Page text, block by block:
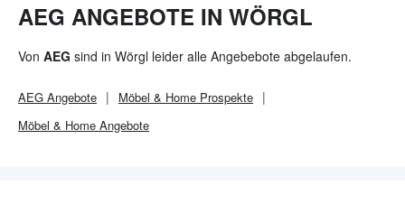
AEG ANGEBOTE IN WÖRGL
Von AEG sind in Wörgl leider alle Angebebote abgelaufen.
AEG Angebote Möbel & Home Prospekte
Möbel & Home Angebote